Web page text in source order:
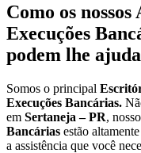
Como os nossos
Execuções
podem lhe
Somos o principal
Execuções Bancárias.
em Sertaneja – PR,
Bancárias estão
a assistência que você